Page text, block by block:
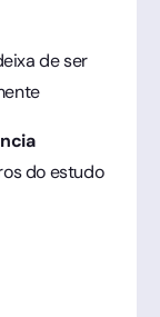
de ser
do estudo